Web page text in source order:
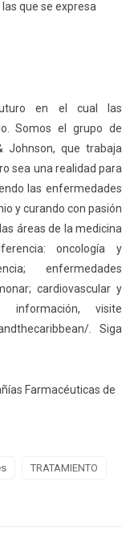
que se expresa
en el cual las
Somos el grupo de
Johnson, que trabaja
sea una realidad para
las enfermedades
y curando con pasión
áreas de la medicina
oncología y
enfermedades
cardiovascular y
información, visite
. Siga
Farmacéuticas de
TRATAMIENTO